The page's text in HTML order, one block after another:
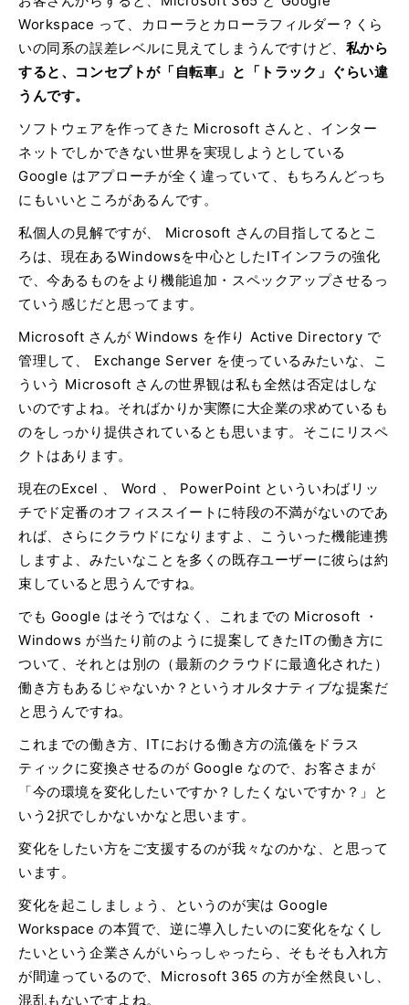
Workspace って、カローラとカローラフィルダー？くら
いの同系の誤差レベルに見えてしまうんですけど、 私から
すると、コンセプトが「自転車」と「トラック」ぐらい違
うんです。
ソフトウェアを作ってきた Microsoft さんと、インター
ネットでしかできない世界を実現しようとしている
Google はアプローチが全く違っていて、もちろんどっち
にもいいところがあるんです。
私個人の見解ですが、 Microsoft さんの目指してるとこ
ろは、現在あるWindowsを中心としたITインフラの強化
で、今あるものをより機能追加・スペックアップさせるっ
ていう感じだと思ってます。
Microsoft さんが Windows を作り Active Directory で
管理して、 Exchange Server を使っているみたいな、こ
ういう Microsoft さんの世界観は私も全然は否定はしな
いのですよね。そればかりか実際に大企業の求めているも
のをしっかり提供されているとも思います。そこにリスペ
クトはあります。
現在のExcel 、 Word 、 PowerPoint といういわばリッ
チでド定番のオフィススイートに特段の不満がないのであ
れば、さらにクラウドになりますよ、こういった機能連携
しますよ、みたいなことを多くの既存ユーザーに彼らは約
束していると思うんですね。
でも Google はそうではなく、これまでの Microsoft ・
Windows が当たり前のように提案してきたITの働き方に
ついて、それとは別の（最新のクラウドに最適化された）
働き方もあるじゃないか？というオルタナティブな提案だ
と思うんですね。
これまでの働き方、ITにおける働き方の流儀をドラス
ティックに変換させるのが Google なので、お客さまが
「今の環境を変化したいですか？したくないですか？」と
いう2択でしかないかなと思います。
変化をしたい方をご支援するのが我々なのかな、と思って
います。
変化を起こしましょう、というのが実は Google
Workspace の本質で、逆に導入したいのに変化をなくし
たいという企業さんがいらっしゃったら、そもそも入れ方
が間違っているので、Microsoft 365 の方が全然良いし、
混乱もないですよね。